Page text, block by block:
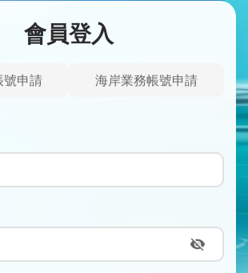
會員登入
號申請 海岸業務帳號申請